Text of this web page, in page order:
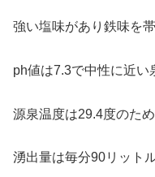
強い塩味があり鉄味を帯
ph値は7.3で中性に近い
源泉温度は29.4度のため
湧出量は毎分90リット